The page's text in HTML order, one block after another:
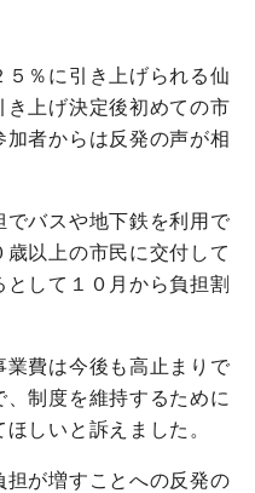
％に引き上げられる仙
上げ決定後初めての市
者からは反発の声が相
バスや地下鉄を利用で
以上の市民に交付して
して１０月から負担割
費は今後も高止まりで
制度を維持するために
しいと訴えました。
が増すことへの反発の